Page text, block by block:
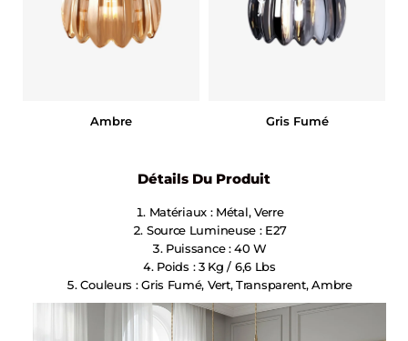
Ambre Gris Fumé
Détails Du Produit
Matériaux : Métal, Verre
Source Lumineuse : E27
Puissance : 40 W
Poids : 3 Kg / 6,6 Lbs
Couleurs : Gris Fumé, Vert, Transparent, Ambre